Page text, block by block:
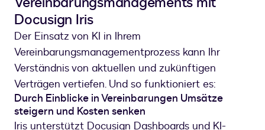
Docusign Iris
Der Einsatz von KI in Ihrem
Vereinbarungsmanagementprozess kann Ihr
Verständnis von aktuellen und zukünftigen
Verträgen vertiefen. Und so funktioniert es:
Durch Einblicke in Vereinbarungen Umsätze
steigern und Kosten senken
Iris unterstützt Docusign Dashboards und KI-